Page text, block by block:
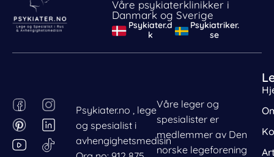
Våre psykiaterklinikker i
Danmark og Sverige
Psykiater.d
k
Psykiatriker.
se
Psykiater.no , lege
og spesialist i
avhengighetsmedisin
Våre leger og
spesialister er
medlemmer av Den
norske legeforening
F
a
c
e
I
n
s
t
P
i
n
t
L
i
n
k
Behandle ditt samtykke
For å gi best mulig opplevelse bruker vi
informasjonskapsler for å lagre eller få tilgang til
enhetsdata. Å nekte samtykke kan begrense enkelte